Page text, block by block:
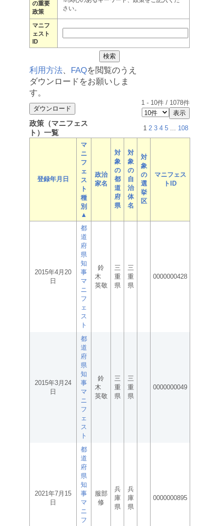
の重要
政策
さい。
マニフ
ェスト
ID
利用方法、 FAQを閲覧のうえ
ダウンロードをお願いしま
す。
1 - 10件 / 1078件
政策（マニフェス
ト）一覧
1 2 3 4 5 ... 108
登録年月日
マ
ニ
フ
ェ
ス
ト
種
別
▲
政治
家名
対
象
の
都
道
府
県
対
象
の
自
治
体
名
対
象
の
選
挙
区
マニフェス
トID
2015年4月20
日
都
道
府
県
知
事
マ
ニ
フ
ェ
ス
ト
鈴
木
英敬
三
重
県
三
重
県
0000000428
2015年3月24
日
都
道
府
県
知
事
マ
ニ
フ
ェ
ス
ト
鈴
木
英敬
三
重
県
三
重
県
0000000049
2021年7月15
日
都
道
府
県
知
事
マ
ニ
フ
服部
修
兵
庫
県
兵
庫
県
0000000895